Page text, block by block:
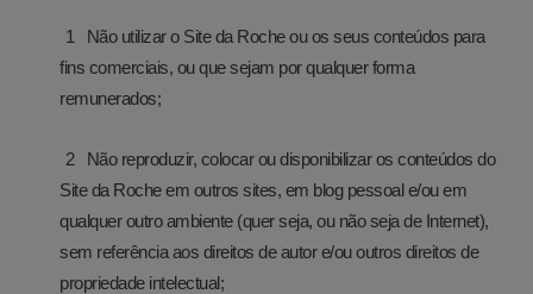
Não utilizar o Site da Roche ou os seus conteúdos para
fins comerciais, ou que sejam por qualquer forma
remunerados;
Não reproduzir, colocar ou disponibilizar os conteúdos do
Site da Roche em outros sites, em blog pessoal e/ou em
qualquer outro ambiente (quer seja, ou não seja de Internet),
sem referência aos direitos de autor e/ou outros direitos de
propriedade intelectual;